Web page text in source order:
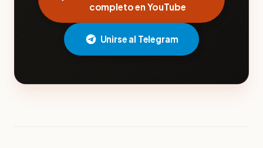
completo en YouTube
Unirse al Telegram